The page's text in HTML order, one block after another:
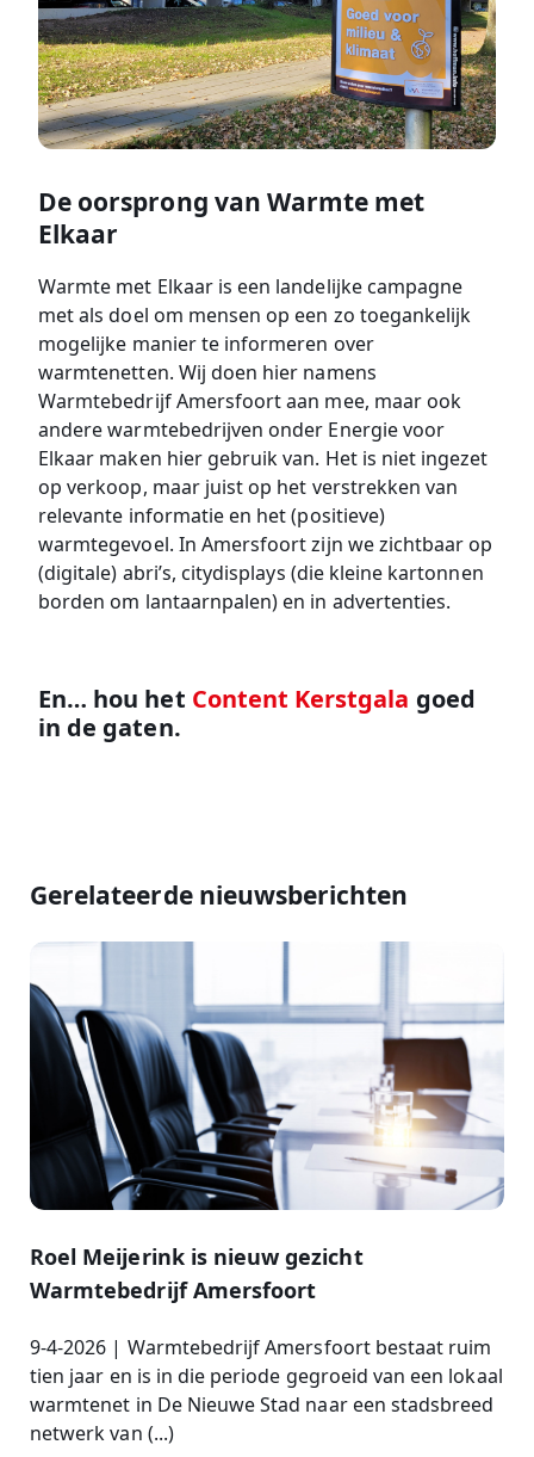
De oorsprong van Warmte met
Elkaar
Warmte met Elkaar is een landelijke campagne
met als doel om mensen op een zo toegankelijk
mogelijke manier te informeren over
warmtenetten. Wij doen hier namens
Warmtebedrijf Amersfoort aan mee, maar ook
andere warmtebedrijven onder Energie voor
Elkaar maken hier gebruik van. Het is niet ingezet
op verkoop, maar juist op het verstrekken van
relevante informatie en het (positieve)
warmtegevoel. In Amersfoort zijn we zichtbaar op
(digitale) abri’s, citydisplays (die kleine kartonnen
borden om lantaarnpalen) en in advertenties.
En… hou het Content Kerstgala goed
in de gaten.
Gerelateerde nieuwsberichten
Roel Meijerink is nieuw gezicht
Warmtebedrijf Amersfoort
9-4-2026 | Warmtebedrijf Amersfoort bestaat ruim
tien jaar en is in die periode gegroeid van een lokaal
warmtenet in De Nieuwe Stad naar een stadsbreed
netwerk van (...)